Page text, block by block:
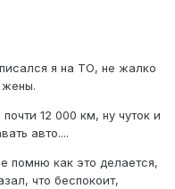
я на ТО, не жалко
жены.
12 000 км, ну чуток и
авто....
помню как это делается,
что беспокоит,